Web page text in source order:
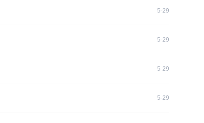
5-29
5-29
5-29
5-29